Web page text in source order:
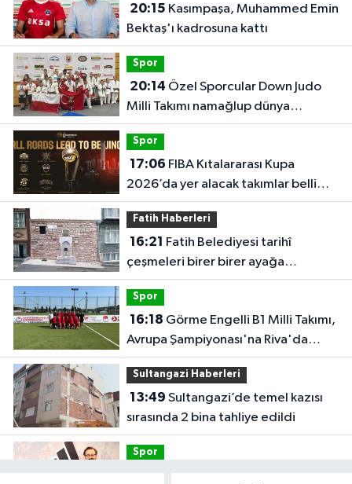
20:15
Bektaş'ı kadrosuna kattı
Spor
20:14
Milli Takımı namağlup dünya
şampiyonu
Spor
17:06
2026’da yer alacak takımlar belli
oldu
Fatih Haberleri
16:21
çeşmeleri birer birer ayağa
kaldırıyor
Spor
16:18
Avrupa Şampiyonası'na Riva'da
hazırlanıyor
Sultangazi Haberleri
13:49
sırasında 2 bina tahliye edildi
Spor